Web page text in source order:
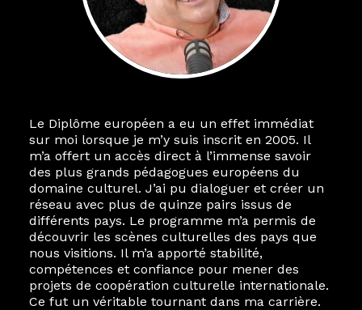
Le Diplôme européen a eu un effet immédiat
sur moi lorsque je m’y suis inscrit en 2005. Il
m’a offert un accès direct à l’immense savoir
des plus grands pédagogues européens du
domaine culturel. J’ai pu dialoguer et créer un
réseau avec plus de quinze pairs issus de
différents pays. Le programme m’a permis de
découvrir les scènes culturelles des pays que
nous visitions. Il m’a apporté stabilité,
compétences et confiance pour mener des
projets de coopération culturelle internationale.
Ce fut un véritable tournant dans ma carrière.